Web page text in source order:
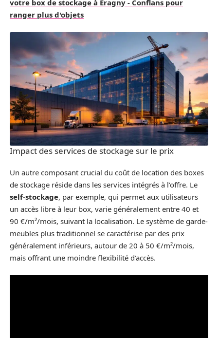
votre box de stockage à Éragny - Conflans pour
ranger plus d'objets
Impact des services de stockage sur le prix
Un autre composant crucial du coût de location des boxes
de stockage réside dans les services intégrés à l’offre. Le
self-stockage, par exemple, qui permet aux utilisateurs
un accès libre à leur box, varie généralement entre 40 et
90 €/m²/mois, suivant la localisation. Le système de garde-
meubles plus traditionnel se caractérise par des prix
généralement inférieurs, autour de 20 à 50 €/m²/mois,
mais offrant une moindre flexibilité d’accès.